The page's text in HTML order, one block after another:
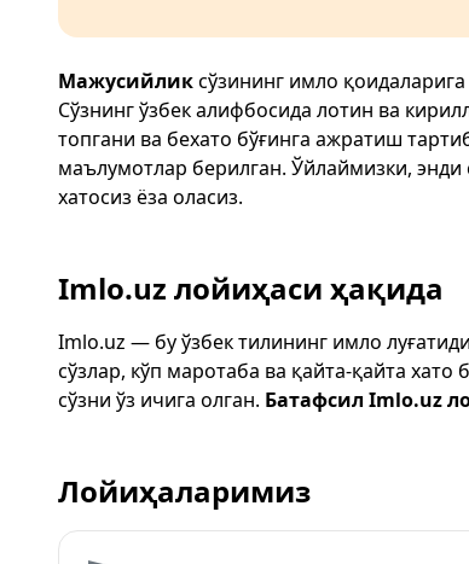
Мажусийликсўзининг имло
Сўзнинг ўзбек алифбосида лотин ва
топгани ва бехато бўғинга ажратиш
маълумотлар берилган. Ўйлаймизки, энди
хатосиз ёза оласиз.
Imlo.uz лойиҳаси ҳақида
Imlo.uz — бу ўзбек тилининг имло
сўзлар, кўп маротаба ва қайта-қайта
сўзни ўз ичига олган. Батафсил Imlo.uz
Лойиҳаларимиз